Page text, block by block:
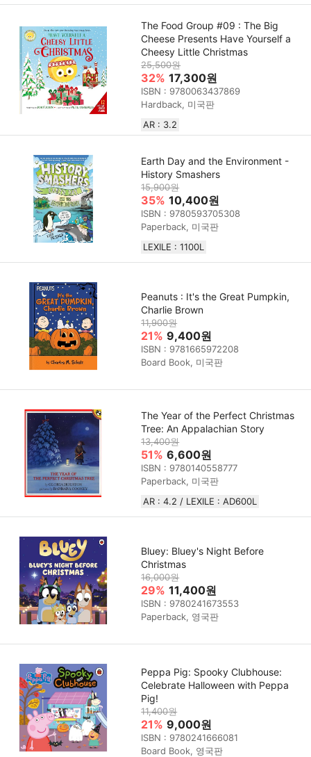
The Food Group #09 : The Big
Cheese Presents Have Yourself a
Cheesy Little Christmas
25,500원
32% 17,300원
ISBN : 9780063437869
Hardback, 미국판
AR : 3.2
Earth Day and the Environment -
History Smashers
15,900원
35% 10,400원
ISBN : 9780593705308
Paperback, 미국판
LEXILE : 1100L
Peanuts : It's the Great Pumpkin,
Charlie Brown
11,900원
21% 9,400원
ISBN : 9781665972208
Board Book, 미국판
The Year of the Perfect Christmas
Tree: An Appalachian Story
13,400원
51% 6,600원
ISBN : 9780140558777
Paperback, 미국판
AR : 4.2 / LEXILE : AD600L
Bluey: Bluey's Night Before
Christmas
16,000원
29% 11,400원
ISBN : 9780241673553
Paperback, 영국판
Peppa Pig: Spooky Clubhouse:
Celebrate Halloween with Peppa
Pig!
11,400원
21% 9,000원
ISBN : 9780241666081
Board Book, 영국판